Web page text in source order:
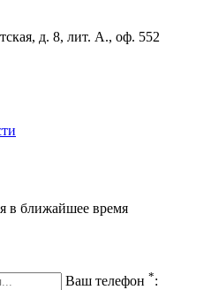
д. 8, лит. А., оф. 552
в ближайшее время
Ваш телефон *: